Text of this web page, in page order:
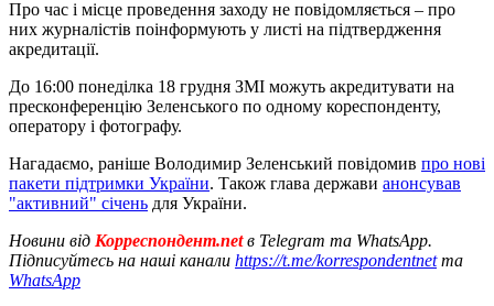
Про час і місце проведення заходу не повідомляється – про
них журналістів поінформують у листі на підтвердження
акредитації.
До 16:00 понеділка 18 грудня ЗМІ можуть акредитувати на
пресконференцію Зеленського по одному кореспонденту,
оператору і фотографу.
Нагадаємо, раніше Володимир Зеленський повідомив про нові
пакети підтримки України. Також глава держави анонсував
"активний" січень для України.
Новини від Корреспондент.netв Telegram та WhatsApp.
Підписуйтесь на наші канали https://t.me/korrespondentnetта
WhatsApp